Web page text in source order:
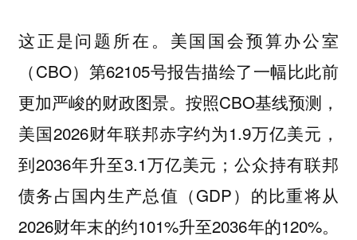
这正是问题所在。美国国会预算办公室
（CBO）第62105号报告描绘了一幅比此前
更加严峻的财政图景。按照CBO基线预测，
美国2026财年联邦赤字约为1.9万亿美元，
到2036年升至3.1万亿美元；公众持有联邦
债务占国内生产总值（GDP）的比重将从
2026财年末的约101%升至2036年的120%。